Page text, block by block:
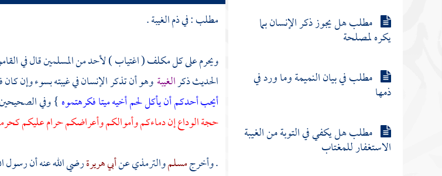
مطلب هل يجوز ذكر الإنسان بما
يكره لمصلحة
مطلب في بيان النميمة وما ورد في
ذمها
مطلب هل يكفي في التوبة من الغيبة
الاستغفار للمغتاب
مطلب : في ذم الغيبة .
ويحرم على كل مكلف ( اغتياب ) لأحد من المسلمين قال في
الحديث ذكرالغيبةوهو أن تذكر الإنسان في غيبته بسوء وإن كان
أيحب أحدكم أن يأكل لحم أخيه ميتا فكرهتموه} وفي
حجة الوداع إن دماءكم وأموالكم وأعراضكم حرام عليكم
. وأخرجمسلموالترمذيعنأبي هريرةرضي الله عنه أن رسول